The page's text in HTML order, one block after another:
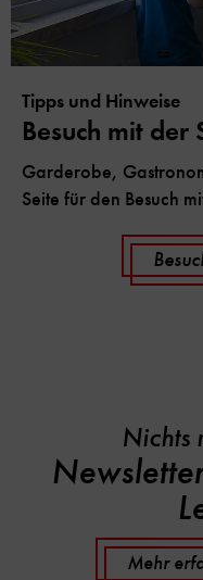
Tipps und Hinweise
Besuch mit der
Garderobe,
Seite für den Besuch
Nichts
Mehr